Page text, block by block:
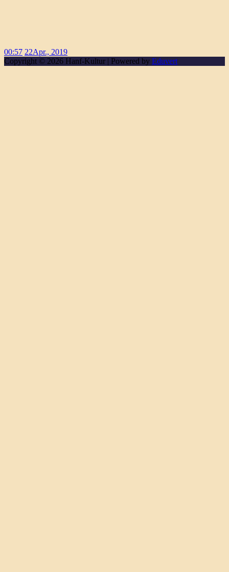
00:57 22Apr., 2019
Copyright © 2026 Hanf-Kultur | Powered by Eduvert